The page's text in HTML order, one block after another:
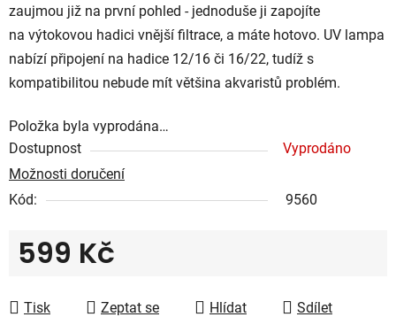
zaujmou již na první pohled - jednoduše ji zapojíte
na výtokovou hadici vnější filtrace, a máte hotovo. UV lampa
nabízí připojení na hadice 12/16 či 16/22, tudíž s
kompatibilitou nebude mít většina akvaristů problém.
Položka byla vyprodána…
Dostupnost
Vyprodáno
Možnosti doručení
Kód:
9560
599 Kč
Tisk
Zeptat se Hlídat Sdílet